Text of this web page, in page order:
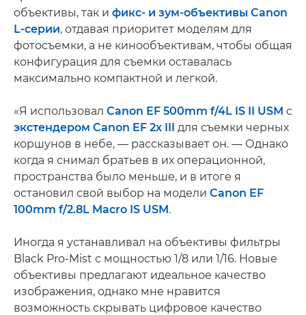
объективы, так и фикс- и зум-объективы Canon
L-серии, отдавая приоритет моделям для
фотосъемки, а не кинообъективам, чтобы общая
конфигурация для съемки оставалась
максимально компактной и легкой.
«Я использовал Canon EF 500mm f/4L IS II USM с
экстендером Canon EF 2x III для съемки черных
коршунов в небе, — рассказывает он. — Однако
когда я снимал братьев в их операционной,
пространства было меньше, и в итоге я
остановил свой выбор на модели Canon EF
100mm f/2.8L Macro IS USM.
Иногда я устанавливал на объективы фильтры
Black Pro-Mist с мощностью 1/8 или 1/16. Новые
объективы предлагают идеальное качество
изображения, однако мне нравится
возможность скрывать цифровое качество